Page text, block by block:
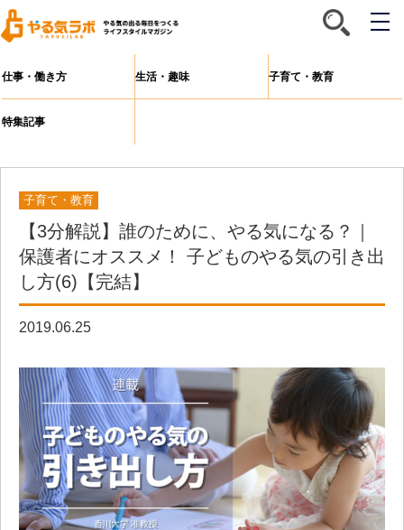
メ
仕事・働き方 生活・趣味 子育て・教育
特集記事
子育て・教育
【3分解説】誰のために、やる気になる？｜
保護者にオススメ！ 子どものやる気の引き出
し方(6)【完結】
2019.06.25